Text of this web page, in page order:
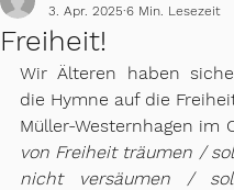
Freiheit!
3. Apr. 2025 6 Min. Lesezeit
Wir Älteren haben
die Hymne auf die
Müller-Westernhagen im
von Freiheit träumen /
nicht versäumen /